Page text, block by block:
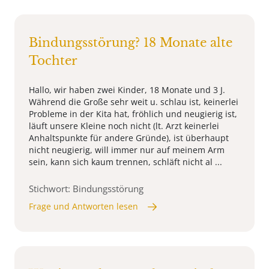
Bindungsstörung? 18 Monate alte
Tochter
Hallo, wir haben zwei Kinder, 18 Monate und 3 J.
Während die Große sehr weit u. schlau ist, keinerlei
Probleme in der Kita hat, fröhlich und neugierig ist,
läuft unsere Kleine noch nicht (lt. Arzt keinerlei
Anhaltspunkte für andere Gründe), ist überhaupt
nicht neugierig, will immer nur auf meinem Arm
sein, kann sich kaum trennen, schläft nicht al ...
Stichwort: Bindungsstörung
Frage und Antworten lesen